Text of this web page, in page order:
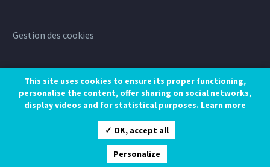
Gestion des cookies
RÉSERVEZ UN SÉJOUR
This site uses cookies to ensure its proper functioning,
personalise the content, offer sharing on social networks,
display videos and for statistical purposes. Learn more
✓ OK, accept all
Personalize